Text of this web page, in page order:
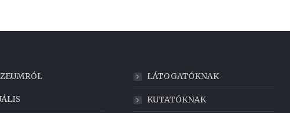
LÁTOGATÓKNAK
KUTATÓKNAK